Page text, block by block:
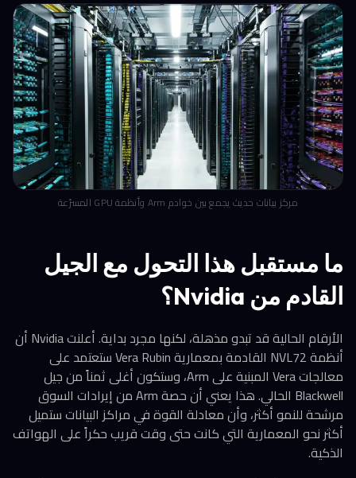
مركز بيانات حديث يجمع بين خوادم Arm وأنظمة GPU المسرّعة
ما مستقبل هذا التحول مع الجيل
القادم من Nvidia؟
الأرقام الحالية قد تبدو مذهلة، لكنها مجرد بداية. أعلنت Nvidia أن
أنظمة NVL72 القادمة بمعمارية Vera Rubin ستعتمد على
معالجات Vera المبنية على Arm، وستكون أغلى ثمناً من جيل
Blackwell الحالي. هذا يعني أن حصة Arm من إيرادات السوق
مرشحة للنمو أكثر، وأن معادلة القوة في مراكز البيانات ستميل
أكثر نحو المعمارية التي كانت حتى وقت قريب حكراً على الهواتف
الذكية.